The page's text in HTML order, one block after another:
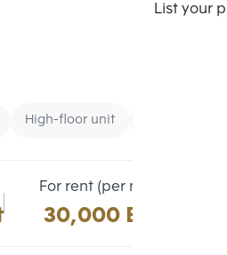
List your
High-floor unit
For rent (per month)
30,000 Baht